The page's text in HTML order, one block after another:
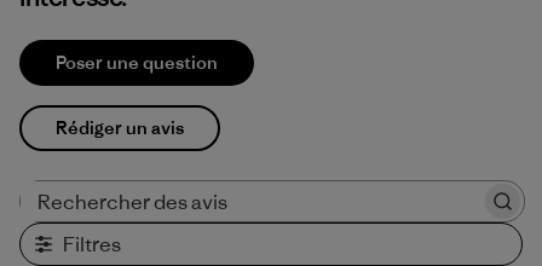
Poser une question
Rédiger un avis
Filtres